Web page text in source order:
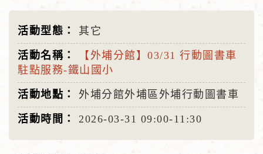
其它
【外埔分館】03/31 行動圖書車
駐點服務-鐵山國小
外埔分館外埔區外埔行動圖書車
2026-03-31 09:00-11:30